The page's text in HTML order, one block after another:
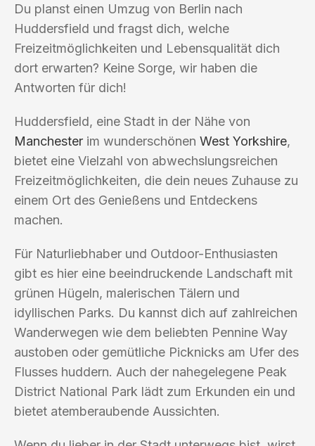
Du planst einen Umzug von Berlin nach
Huddersfield und fragst dich, welche
Freizeitmöglichkeiten und Lebensqualität dich
dort erwarten? Keine Sorge, wir haben die
Antworten für dich!
Huddersfield, eine Stadt in der Nähe von
Manchester im wunderschönen West Yorkshire,
bietet eine Vielzahl von abwechslungsreichen
Freizeitmöglichkeiten, die dein neues Zuhause zu
einem Ort des Genießens und Entdeckens
machen.
Für Naturliebhaber und Outdoor-Enthusiasten
gibt es hier eine beeindruckende Landschaft mit
grünen Hügeln, malerischen Tälern und
idyllischen Parks. Du kannst dich auf zahlreichen
Wanderwegen wie dem beliebten Pennine Way
austoben oder gemütliche Picknicks am Ufer des
Flusses huddern. Auch der nahegelegene Peak
District National Park lädt zum Erkunden ein und
bietet atemberaubende Aussichten.